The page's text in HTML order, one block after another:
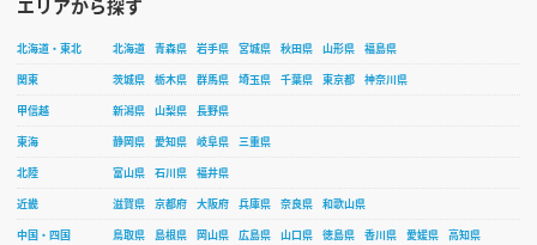
エリアから探す
北海道・東北 北海道 青森県 岩手県 宮城県 秋田県 山形県
福島県
関東
茨城県 栃木県 群馬県 埼玉県 千葉県 東京都
神奈川県
甲信越
新潟県 山梨県
長野県
東海
静岡県 愛知県 岐阜県
三重県
北陸
富山県 石川県
福井県
近畿
滋賀県 京都府 大阪府 兵庫県 奈良県
和歌山県
中国・四国
鳥取県 島根県 岡山県 広島県 山口県 徳島県 香川県 愛媛県
高知県